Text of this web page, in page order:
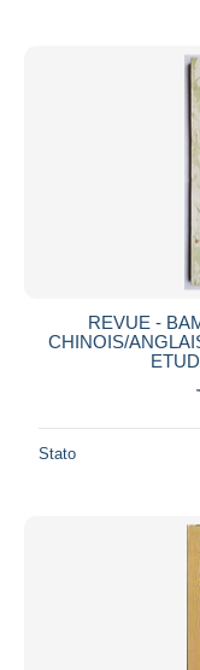
REVUE -
CHINOIS/
Stato